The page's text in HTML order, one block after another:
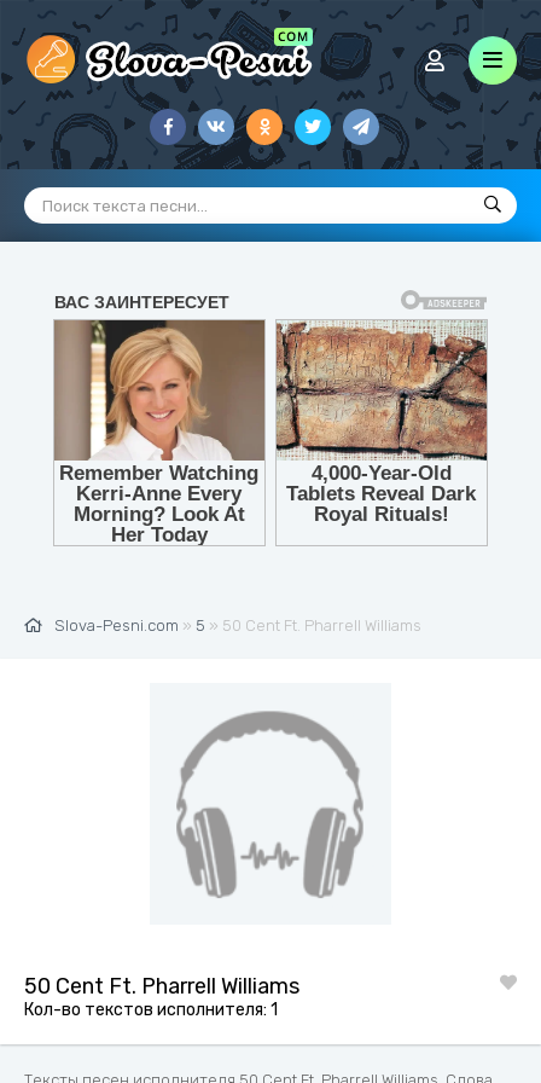
Slova-Pesni.com » 5 » 50 Cent Ft. Pharrell Williams
50 Cent Ft. Pharrell Williams
Кол-во текстов исполнителя: 1